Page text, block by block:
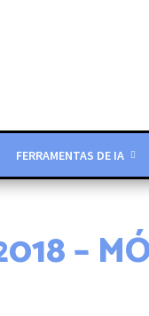
FERRAMENTAS DE IA
–